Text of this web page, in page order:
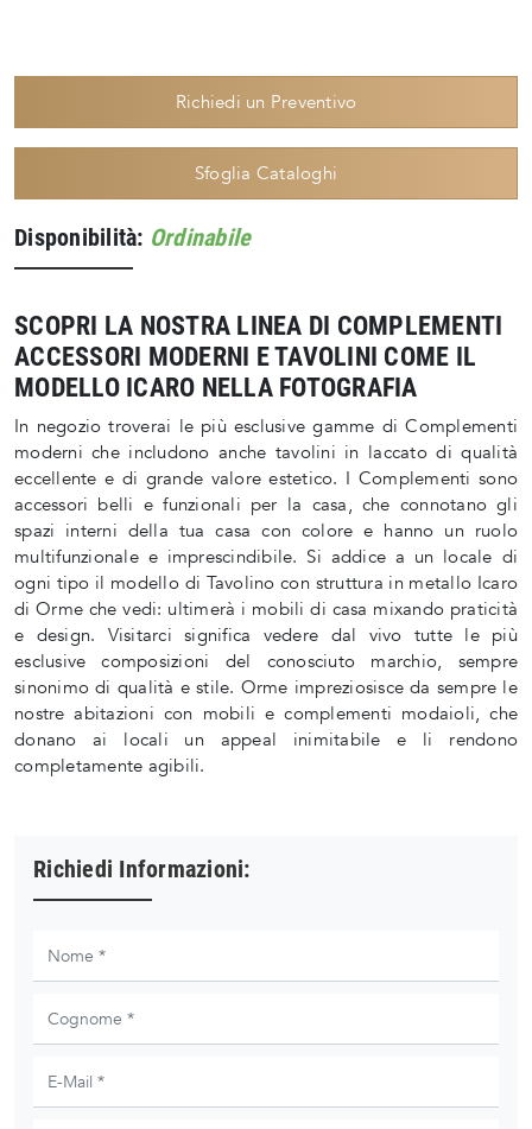
Richiedi un Preventivo
Sfoglia Cataloghi
Disponibilità: Ordinabile
SCOPRI LA NOSTRA LINEA DI COMPLEMENTI
ACCESSORI MODERNI E TAVOLINI COME IL
MODELLO ICARO NELLA FOTOGRAFIA
In negozio troverai le più esclusive gamme di Complementi
moderni che includono anche tavolini in laccato di qualità
eccellente e di grande valore estetico. I Complementi sono
accessori belli e funzionali per la casa, che connotano gli
spazi interni della tua casa con colore e hanno un ruolo
multifunzionale e imprescindibile. Si addice a un locale di
ogni tipo il modello di Tavolino con struttura in metallo Icaro
di Orme che vedi: ultimerà i mobili di casa mixando praticità
e design. Visitarci significa vedere dal vivo tutte le più
esclusive composizioni del conosciuto marchio, sempre
sinonimo di qualità e stile. Orme impreziosisce da sempre le
nostre abitazioni con mobili e complementi modaioli, che
donano ai locali un appeal inimitabile e li rendono
completamente agibili.
Richiedi Informazioni: